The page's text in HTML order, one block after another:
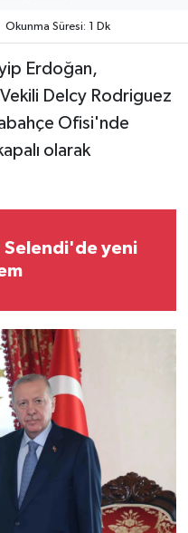
Okunma Süresi: 1 Dk
Erdoğan,
Delcy Rodriguez
Ofisi'nde
olarak
Selendi'de yeni